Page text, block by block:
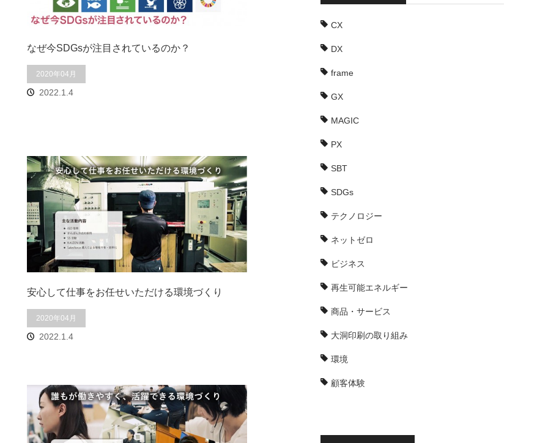
なぜ今SDGsが注目されているのか？
2020年04月
2022.1.4
安心して仕事をお任せいただける環境づくり
2020年04月
2022.1.4
CX
DX
frame
GX
MAGIC
PX
SBT
SDGs
テクノロジー
ネットゼロ
ビジネス
再生可能エネルギー
商品・サービス
大洞印刷の取り組み
環境
顧客体験